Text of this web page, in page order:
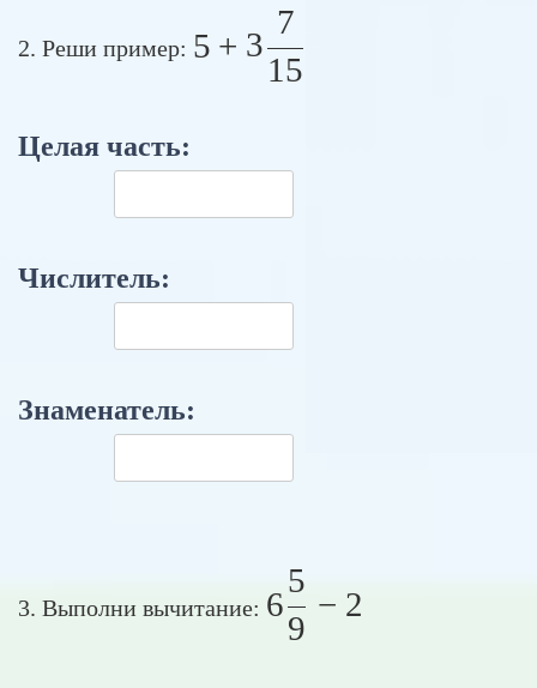
2. Реши пример: 5 + 3 \frac{7}{15}
5 + 3
15
7
Целая часть:
Числитель:
Знаменатель:
3. Выполни вычитание: 6 \frac{5}{9} -
6
9
5
− 2